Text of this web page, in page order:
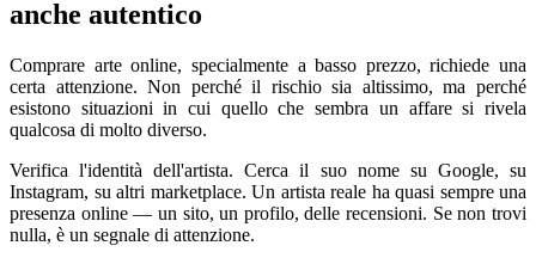
anche autentico
Comprare arte online, specialmente a basso prezzo, richiede una
certa attenzione. Non perché il rischio sia altissimo, ma perché
esistono situazioni in cui quello che sembra un affare si rivela
qualcosa di molto diverso.
Verifica l'identità dell'artista. Cerca il suo nome su Google, su
Instagram, su altri marketplace. Un artista reale ha quasi sempre una
presenza online — un sito, un profilo, delle recensioni. Se non trovi
nulla, è un segnale di attenzione.